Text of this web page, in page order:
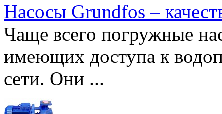
Насосы Grundfos –
Чаще всего погружные
имеющих доступа к
сети. Они ...